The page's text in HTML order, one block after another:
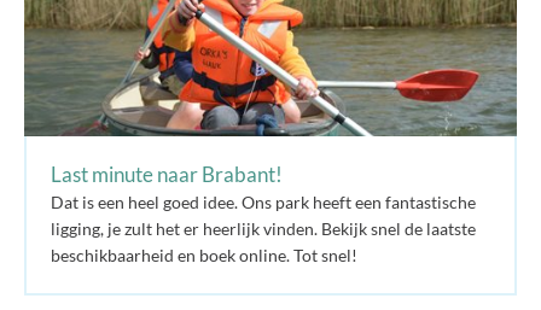
Last minute naar Brabant!
Dat is een heel goed idee. Ons park heeft een fantastische
ligging, je zult het er heerlijk vinden. Bekijk snel de laatste
beschikbaarheid en boek online. Tot snel!